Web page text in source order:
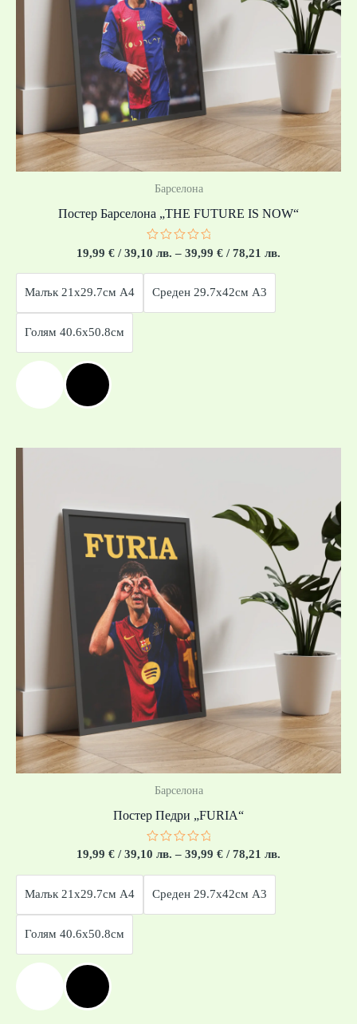
Барселона
Постер Барселона „THE FUTURE IS NOW“
Оценено
0
5
19,99 € / 39,10 лв. – 39,99 € / 78,21 лв.
Малък 21x29.7см А4 Среден 29.7x42см А3
Голям 40.6x50.8см
Барселона
Постер Педри „FURIA“
Оценено
0
5
19,99 € / 39,10 лв. – 39,99 € / 78,21 лв.
39,10 лв.
through
39,99 €
78,21 лв.
Малък 21x29.7см А4 Среден 29.7x42см А3
Голям 40.6x50.8см